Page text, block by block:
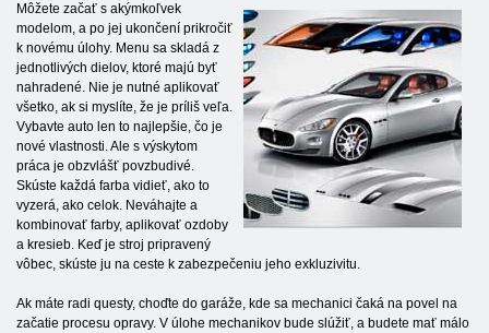
Môžete začať s akýmkoľvek
modelom, a po jej ukončení prikročiť
k novému úlohy. Menu sa skladá z
jednotlivých dielov, ktoré majú byť
nahradené. Nie je nutné aplikovať
všetko, ak si myslíte, že je príliš veľa.
Vybavte auto len to najlepšie, čo je
nové vlastnosti. Ale s výskytom
práca je obzvlášť povzbudivé.
Skúste každá farba vidieť, ako to
vyzerá, ako celok. Neváhajte a
kombinovať farby, aplikovať ozdoby
a kresieb. Keď je stroj pripravený
vôbec, skúste ju na ceste k zabezpečeniu jeho exkluzivitu.
Ak máte radi questy, choďte do garáže, kde sa mechanici čaká na povel na
začatie procesu opravy. V úlohe mechanikov bude slúžiť, a budete mať málo